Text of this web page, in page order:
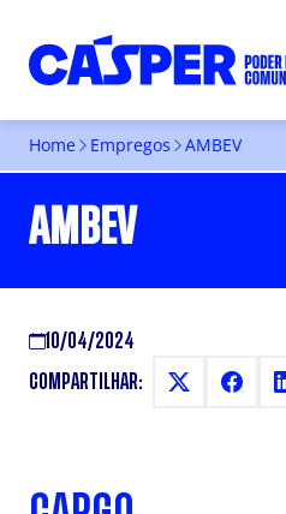
Home Empregos AMBEV
AMBEV
10/04/2024
COMPARTILHAR: